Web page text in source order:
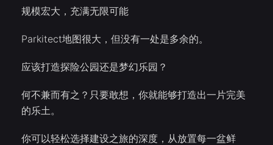
规模宏大，充满无限可能
Parkitect地图很大，但没有一处是多余的。
应该打造探险公园还是梦幻乐园？
何不兼而有之？只要敢想，你就能够打造出一片完美
的乐土。
你可以轻松选择建设之旅的深度，从放置每一盆鲜